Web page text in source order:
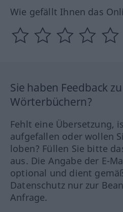
Wie gefällt Ihnen das
Sie haben Feedback
Wörterbüchern?
Fehlt eine Übersetzung,
aufgefallen oder wollen
loben? Füllen Sie bitte
aus. Die Angabe der E-
optional und dient
Datenschutz nur zur
Anfrage.